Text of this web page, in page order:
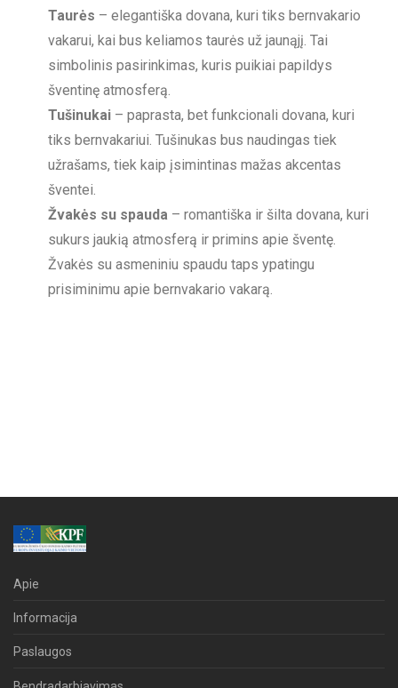
Taurės – elegantiška dovana, kuri tiks bernvakario
vakarui, kai bus keliamos taurės už jaunąjį. Tai
simbolinis pasirinkimas, kuris puikiai papildys
šventinę atmosferą.
Tušinukai – paprasta, bet funkcionali dovana, kuri
tiks bernvakariui. Tušinukas bus naudingas tiek
užrašams, tiek kaip įsimintinas mažas akcentas
šventei.
Žvakės su spauda – romantiška ir šilta dovana, kuri
sukurs jaukią atmosferą ir primins apie šventę.
Žvakės su asmeniniu spaudu taps ypatingu
prisiminimu apie bernvakario vakarą.
Apie
Informacija
Paslaugos